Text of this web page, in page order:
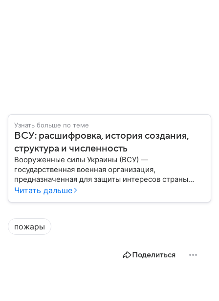
Узнать больше по теме
ВСУ: расшифровка, история создания,
структура и численность
Вооруженные силы Украины (ВСУ) —
государственная военная организация,
предназначенная для защиты интересов страны
военным путем. Была создана после
Читать дальше
пожары
Поделиться